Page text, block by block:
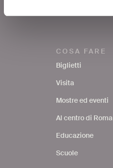
COSA FARE
Biglietti
Visita
Mostre ed eventi
Al centro di Roma
Educazione
Scuole